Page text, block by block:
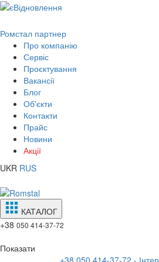
Ромстал партнер
Про компанію
Сервіс
Проєктування
Вакансії
Блог
Об'єкти
Контакти
Прайс
Новини
Акції
UKR RUS
КАТАЛОГ
+38 050 414-37-72
Показати
+38 050 414-37-72 -